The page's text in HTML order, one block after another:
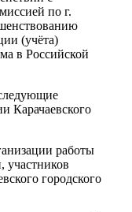
по г.
(учёта)
в Российской
Карачаевского
работы
участников
городского